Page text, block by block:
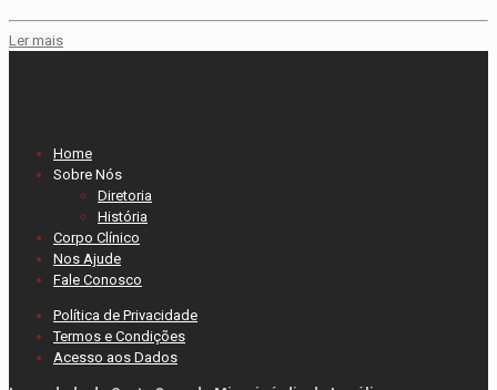
Ler mais
Home
Sobre Nós
Diretoria
História
Corpo Clínico
Nos Ajude
Fale Conosco
Política de Privacidade
Termos e Condições
Acesso aos Dados